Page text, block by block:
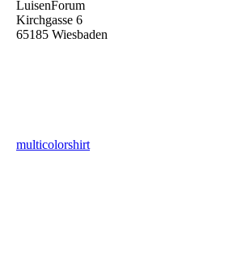
LuisenForum
Kirchgasse 6
65185 Wiesbaden
multicolorshirt